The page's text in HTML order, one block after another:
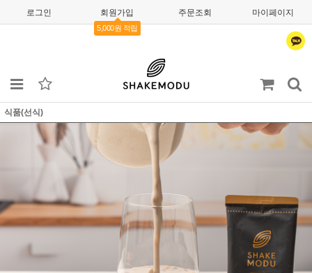
로그인 회원가입
5,000원 적립
주문조회 마이페이지
식품(선식)